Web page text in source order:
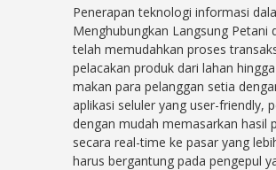
Penerapan teknologi informasi
Menghubungkan Langsung Petani
telah memudahkan proses
pelacakan produk dari lahan
makan para pelanggan setia
aplikasi seluler yang user-friendly,
dengan mudah memasarkan hasil
secara real-time ke pasar yang
harus bergantung pada pengepul